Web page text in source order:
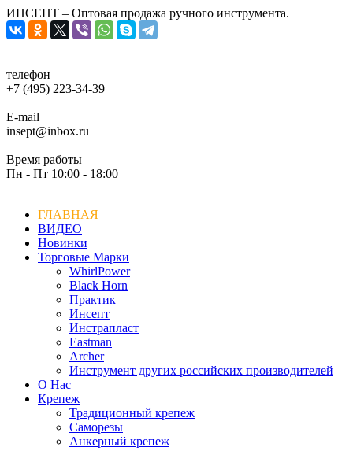
ИНСЕПТ – Оптовая продажа ручного инструмента.
телефон
+7 (495) 223-34-39
E-mail
insept@inbox.ru
Время работы
Пн - Пт 10:00 - 18:00
ГЛАВНАЯ
ВИДЕО
Новинки
Торговые Марки
WhirlPower
Black Horn
Практик
Инсепт
Инстрапласт
Eastman
Archer
Инструмент других российских производителей
О Нас
Крепеж
Традиционный крепеж
Саморезы
Анкерный крепеж